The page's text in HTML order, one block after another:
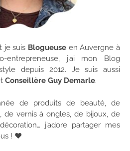
je suis Blogueuse en Auvergne à
entrepreneuse, j’ai mon Blog
depuis 2012. Je suis aussi
Conseillère Guy Demarle.
de produits de beauté, de
de vernis à ongles, de bijoux, de
j’adore partager mes
! ♥